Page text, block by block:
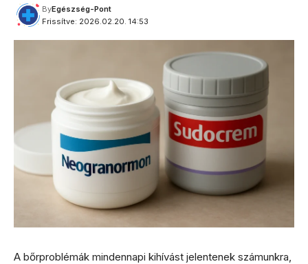
Frissítve: 2026.02.20. 14:53
ByEgészség-Pont
A bőrproblémák mindennapi kihívást jelentenek számunkra,